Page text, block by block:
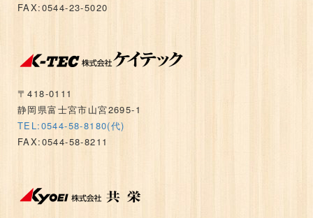
FAX:0544-23-5020
〒418-0111
静岡県富士宮市山宮2695-1
TEL:0544-58-8180(代)
FAX:0544-58-8211